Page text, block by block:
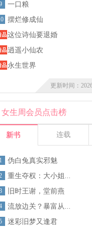
一口粮
摆烂修成仙
这位诗仙要退婚
逍遥小仙农
永生世界
更新时间：
女生周会员点击榜
新书 连载
1 伪白兔真实邪魅
重生夺权：大小姐...
旧时王谢，堂前燕
流放边关？暴富从...
迷彩旧梦又逢君